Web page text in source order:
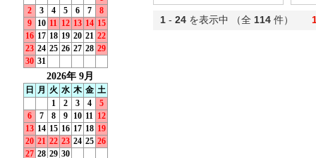
1 - 24 を表示中 （全 114 件）